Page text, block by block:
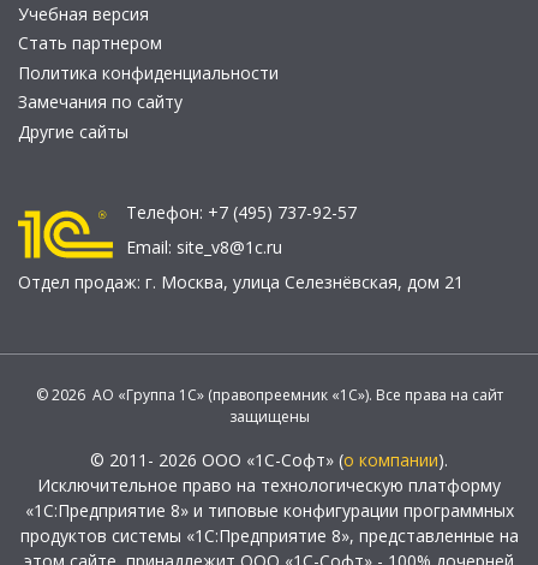
Учебная версия
Стать партнером
Политика конфиденциальности
Замечания по сайту
Другие сайты
Телефон: +7 (495) 737-92-57
Email: site_v8@1c.ru
Отдел продаж: г. Москва, улица Селезнёвская, дом 21
© 2026 АО «Группа 1С» (правопреемник «1С»). Все права на сайт
защищены
© 2011- 2026 ООО «1С-Софт» (о компании).
Исключительное право на технологическую платформу
«1С:Предприятие 8» и типовые конфигурации программных
продуктов системы «1С:Предприятие 8», представленные на